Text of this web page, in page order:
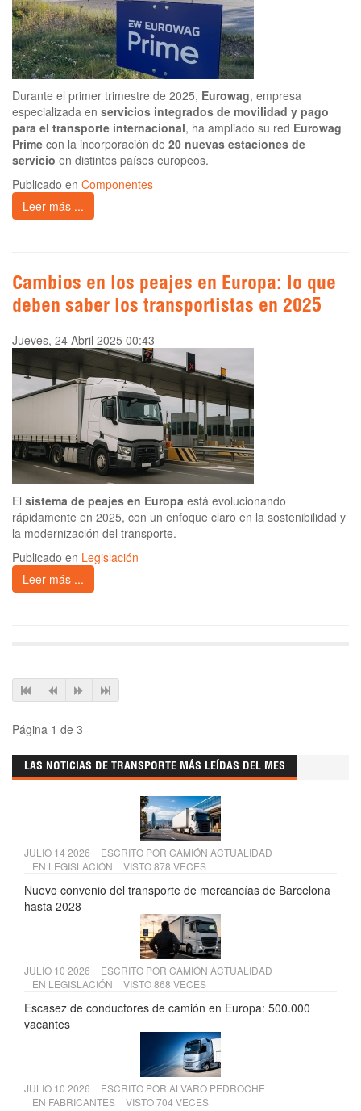
Durante el primer trimestre de 2025, Eurowag, empresa
especializada en servicios integrados de movilidad y pago
para el transporte internacional, ha ampliado su red Eurowag
Prime con la incorporación de 20 nuevas estaciones de
servicio en distintos países europeos.
Publicado en Componentes
Leer más ...
Cambios en los peajes en Europa: lo que
deben saber los transportistas en 2025
Jueves, 24 Abril 2025 00:43
El sistema de peajes en Europa está evolucionando
rápidamente en 2025, con un enfoque claro en la sostenibilidad y
la modernización del transporte.
Publicado en Legislación
Leer más ...
Página 1 de 3
LAS NOTICIAS DE TRANSPORTE MÁS LEÍDAS DEL MES
JULIO 14 2026 ESCRITO POR CAMIÓN ACTUALIDAD
EN LEGISLACIÓN VISTO 878 VECES
Nuevo convenio del transporte de mercancías de Barcelona
hasta 2028
JULIO 10 2026 ESCRITO POR CAMIÓN ACTUALIDAD
EN LEGISLACIÓN VISTO 868 VECES
Escasez de conductores de camión en Europa: 500.000
vacantes
JULIO 10 2026 ESCRITO POR ALVARO PEDROCHE
EN FABRICANTES VISTO 704 VECES